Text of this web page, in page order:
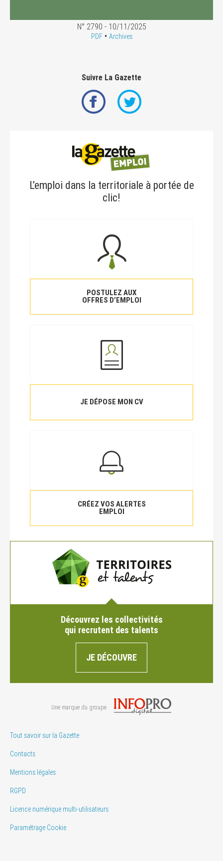
N° 2790 - 10/11/2025
PDF• Archives
Suivre La Gazette
L’emploi dans la territoriale à portée de
clic!
POSTULEZ AUX
OFFRES D’EMPLOI
JE DÉPOSE MON CV
CRÉEZ VOS ALERTES
EMPLOI
Découvrez les collectivités
qui recrutent des talents
JE DÉCOUVRE
Une marque du groupe
Tout savoir sur la Gazette
Contacts
Mentions légales
RGPD
Licence numérique multi-utilisateurs
Paramétrage Cookie